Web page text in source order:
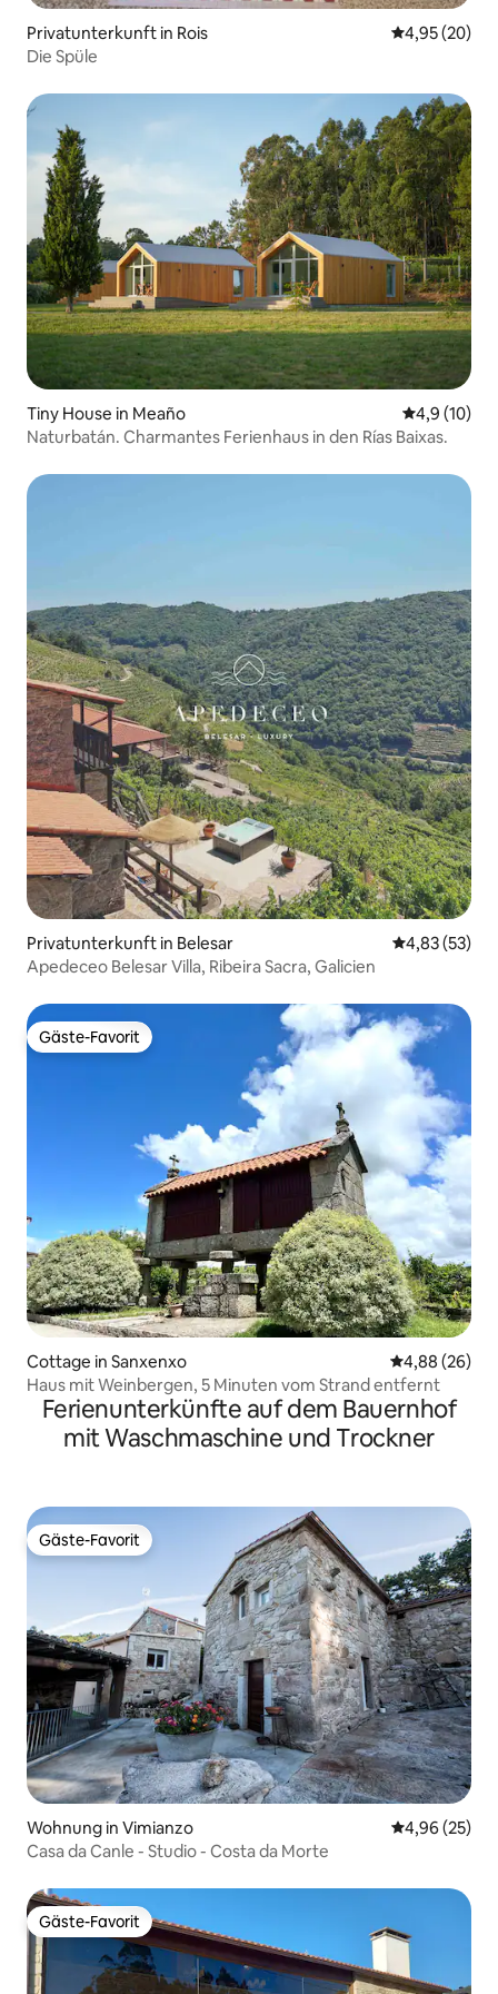
Privatunterkunft in Rois
4,95 (20)
Die Spüle
Tiny House in Meaño
4,9 (10)
Naturbatán. Charmantes Ferienhaus in den Rías Baixas.
Privatunterkunft in Belesar
4,83 (53)
Apedeceo Belesar Villa, Ribeira Sacra, Galicien
Gäste-Favorit
Gäste-Favorit
Cottage in Sanxenxo
4,88 (26)
Haus mit Weinbergen, 5 Minuten vom Strand entfernt
Ferienunterkünfte auf dem Bauernhof
mit Waschmaschine und Trockner
Gäste-Favorit
Gäste-Favorit
Wohnung in Vimianzo
4,96 (25)
Casa da Canle - Studio - Costa da Morte
Gäste-Favorit
Gäste-Favorit